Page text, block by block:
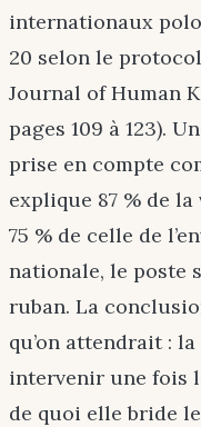
internationaux
20 selon le
Journal of Human
pages 109 à 123).
prise en compte
explique 87 % de
75 % de celle de
nationale, le poste
ruban. La
qu’on attendrait :
intervenir une fois
de quoi elle bride